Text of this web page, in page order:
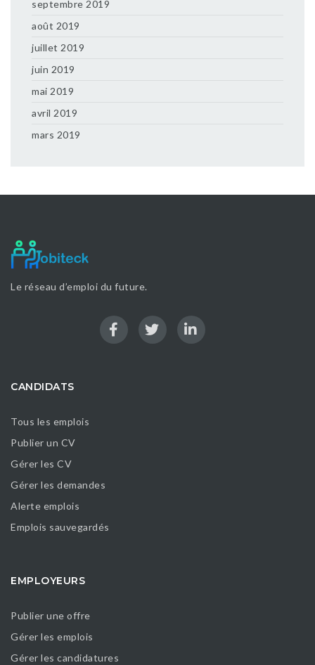
septembre 2019
août 2019
juillet 2019
juin 2019
mai 2019
avril 2019
mars 2019
Le réseau d’emploi du future.
CANDIDATS
Tous les emplois
Publier un CV
Gérer les CV
Gérer les demandes
Alerte emplois
Emplois sauvegardés
EMPLOYEURS
Publier une offre
Gérer les emplois
Gérer les candidatures